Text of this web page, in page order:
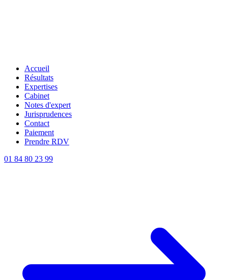
Accueil
Résultats
Expertises
Cabinet
Notes d'expert
Jurisprudences
Contact
Paiement
Prendre RDV
01 84 80 23 99